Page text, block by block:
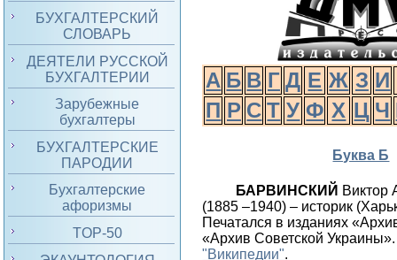
БУХГАЛТЕРСКИЙ
СЛОВАРЬ
ДЕЯТЕЛИ РУССКОЙ
БУХГАЛТЕРИИ
Зарубежные
бухгалтеры
БУХГАЛТЕРСКИЕ
ПАРОДИИ
Бухгалтерские
афоризмы
TOP-50
А Б В Г Д Е Ж З И
П Р С Т У Ф Х Ц Ч
Буква Б
БАРВИНСКИЙ Виктор
(1885 –1940) – историк
Печатался в изданиях
«Архив Советской
"Википедии".